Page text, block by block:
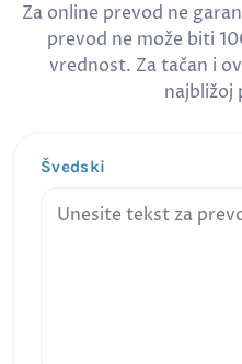
Za online prevod ne
prevod ne može biti
vrednost. Za tačan i
najbližoj
Švedski